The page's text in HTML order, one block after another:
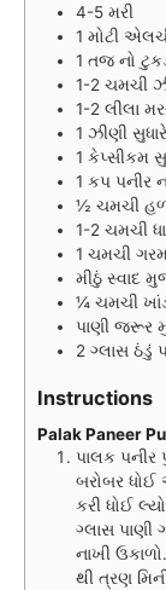
4-5 મરી
1 મોટી
1 તજ નો
1-2 ચમચી
1-2 લીલા
1 ઝીણી
1 કેપ્સીકમ
1 કપ પનીર
½ ચમચી
1-2 ચમચી
1 ચમચી
મીઠું સ્વાદ
¼ ચમચી
પાણી જરૂર
2 ગ્લાસ ઠંડું
Instructions
Palak Paneer
પાલક પનીર
બરોબર ધોઈ
કરી ધોઈ
ગ્લાસ પાણી
નાખી
થી ત્રણ